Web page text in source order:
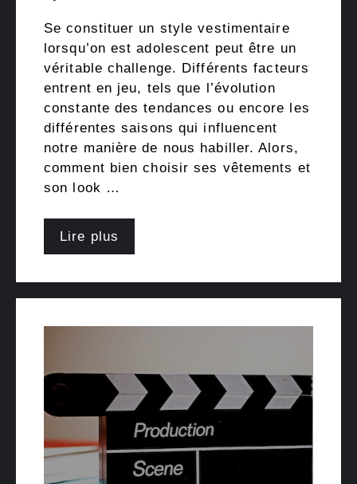
Se constituer un style vestimentaire
lorsqu’on est adolescent peut être un
véritable challenge. Différents facteurs
entrent en jeu, tels que l’évolution
constante des tendances ou encore les
différentes saisons qui influencent
notre manière de nous habiller. Alors,
comment bien choisir ses vêtements et
son look …
Lire plus